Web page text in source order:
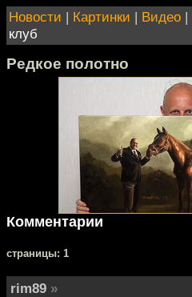
Новости | Картинки | Видео |
клуб
Редкое полотно
Комментарии
cтраницы: 1
rim89 »